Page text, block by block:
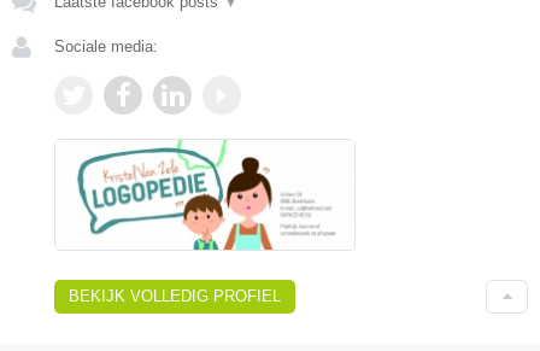
Sociale media:
BEKIJK VOLLEDIG PROFIEL